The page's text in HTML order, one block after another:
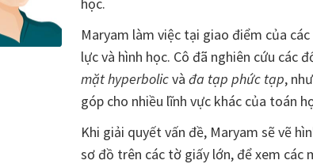
Hardy
Russell
Peano
Kovalevskaya
Cantor
Lie
Dedekind
Riemann
Nightingale
Jacobi
De Morgan
Bolyai
Abel
Somerville
học.
Maryam làm việc tại giao điểm của
lực và hình học. Cô đã nghiên cứu các
mặt hyperbolicvà đa tạp phức tạp,
góp cho nhiều lĩnh vực khác của toán
Khi giải quyết vấn đề, Maryam sẽ vẽ
sơ đồ trên các tờ giấy lớn, để xem các